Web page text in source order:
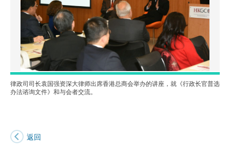
律政司司长袁国强资深大律师出席香港总商会举办的讲座，就《行政长官普选
办法谘询文件》和与会者交流。
返回